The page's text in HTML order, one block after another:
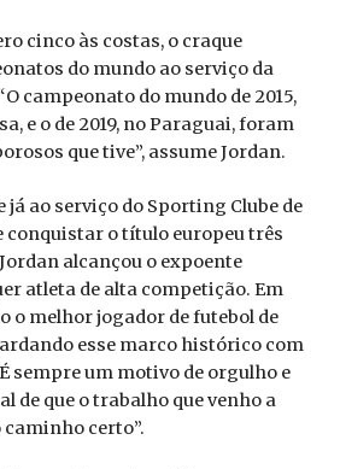
cinco às costas, o craque
do mundo ao serviço da
campeonato do mundo de 2015,
e o de 2019, no Paraguai, foram
que tive”, assume Jordan.
já ao serviço do Sporting Clube de
conquistar o título europeu três
alcançou o expoente
atleta de alta competição. Em
o melhor jogador de futebol de
esse marco histórico com
sempre um motivo de orgulho e
de que o trabalho que venho a
caminho certo”.